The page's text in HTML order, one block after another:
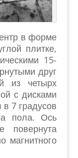
в форме
плитке,
15-
друг
из четырх
с дисками
7 градусов
пола. Ось
повернута
магнитного